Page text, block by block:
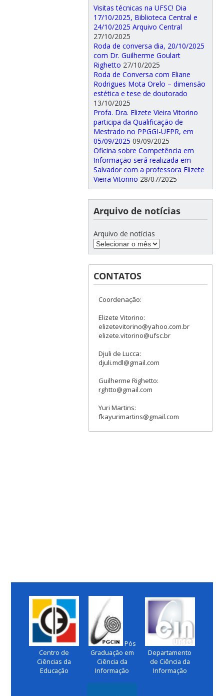
Visitas técnicas na UFSC! Dia
17/10/2025, Biblioteca Central e
24/10/2025 Arquivo Central
27/10/2025
Roda de conversa dia, 20/10/2025
com Dr. Guilherme Goulart
Righetto 27/10/2025
Roda de Conversa com Eliane
Rodrigues Mota Orelo – dimensão
estética e tese de doutorado
13/10/2025
Profa. Dra. Elizete Vieira Vitorino
participa da Qualificação de
Mestrado no PPGGI-UFPR, em
05/09/2025 09/09/2025
Oficina sobre Competência em
Informação será realizada em
Salvador com a professora Elizete
Vieira Vitorino 28/07/2025
Arquivo de notícias
Arquivo de notícias
CONTATOS
Coordenação:
Elizete Vitorino:
elizetevitorino@yahoo.com.br
elizete.vitorino@ufsc.br
Djuli de Lucca:
djuli.mdl@gmail.com
Guilherme Righetto:
rghtto@gmail.com
Yuri Martins:
fkayurimartins@gmail.com
Centro de
Ciências da
Educação
Pós
Graduação em
Ciência da
Informação
Departamento
de Ciência da
Informação